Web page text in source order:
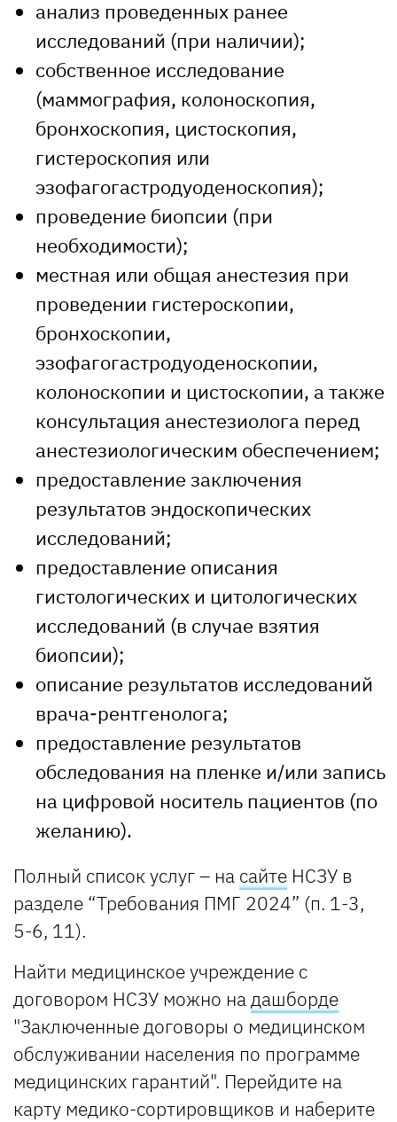
анализ проведенных ранее
исследований (при наличии);
собственное исследование
(маммография, колоноскопия,
бронхоскопия, цистоскопия,
гистероскопия или
эзофагогастродуоденоскопия);
проведение биопсии (при
необходимости);
местная или общая анестезия при
проведении гистероскопии,
бронхоскопии,
эзофагогастродуоденоскопии,
колоноскопии и цистоскопии, а также
консультация анестезиолога перед
анестезиологическим обеспечением;
предоставление заключения
результатов эндоскопических
исследований;
предоставление описания
гистологических и цитологических
исследований (в случае взятия
биопсии);
описание результатов исследований
врача-рентгенолога;
предоставление результатов
обследования на пленке и/или запись
на цифровой носитель пациентов (по
желанию).
Полный список услуг – на сайте НСЗУ в
разделе “Требования ПМГ 2024” (п. 1-3,
5-6, 11).
Найти медицинское учреждение с
договором НСЗУ можно надашборде
"Заключенные договоры о медицинском
обслуживании населения по программе
медицинских гарантий". Перейдите на
карту медико-сортировщиков и наберите